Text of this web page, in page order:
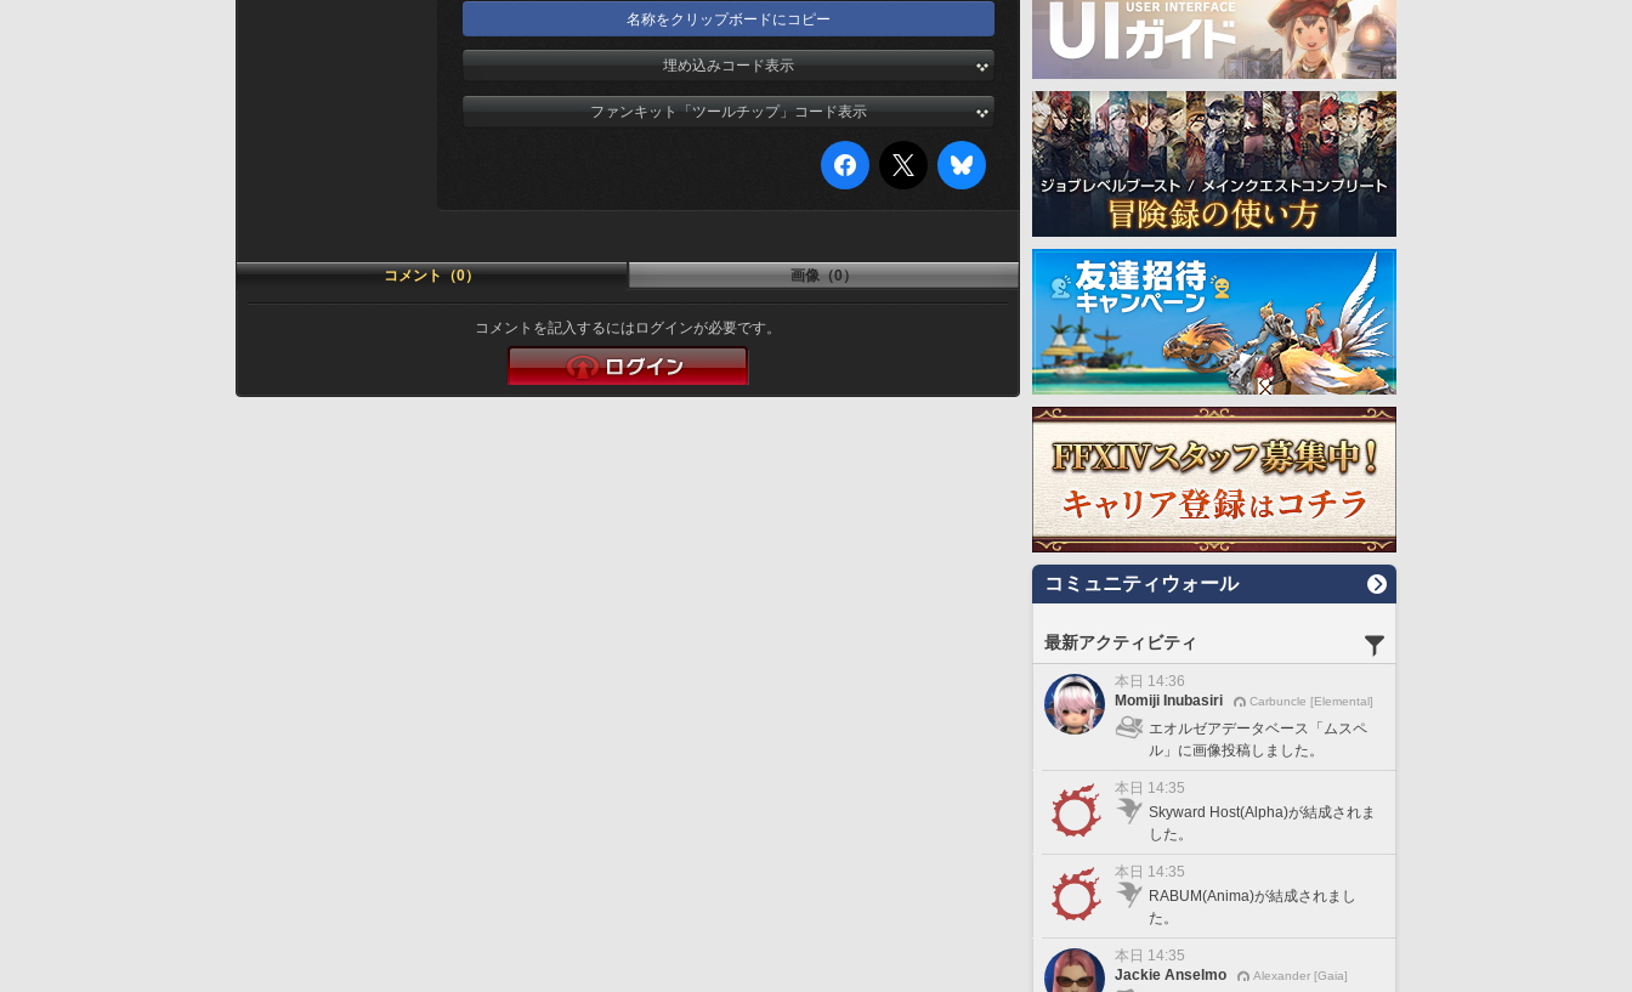
名称をクリップボードにコピー
埋め込みコード表示
ファンキット「ツールチップ」コード表示
コメント（0） 画像（0）
コメントを記入するにはログインが必要です。
コミュニティウォール
最新アクティビティ
本日 14:36
Momiji Inubasiri
Carbuncle [Elemental]
エオルゼアデータベース「ムスペ
ル」に画像投稿しました。
本日 14:35
Skyward Host(Alpha)が結成されま
した。
本日 14:35
RABUM(Anima)が結成されまし
た。
本日 14:35
Jackie Anselmo
Alexander [Gaia]